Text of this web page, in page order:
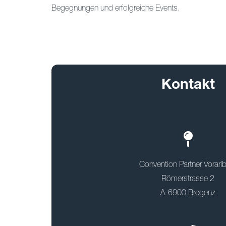
Begegnungen und erfolgreiche Events.
Kontakt
Convention Partner
Römerstrasse 2
A-6900 Bregenz